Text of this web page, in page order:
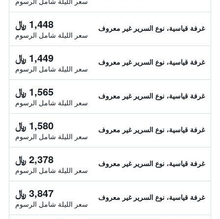
غرفة قياسية، نوع السرير غير معروف 1,448 ﷼
سعر الليلة شامل الرسوم
غرفة قياسية، نوع السرير غير معروف 1,449 ﷼
سعر الليلة شامل الرسوم
غرفة قياسية، نوع السرير غير معروف 1,565 ﷼
سعر الليلة شامل الرسوم
غرفة قياسية، نوع السرير غير معروف 1,580 ﷼
سعر الليلة شامل الرسوم
غرفة قياسية، نوع السرير غير معروف 2,378 ﷼
سعر الليلة شامل الرسوم
غرفة قياسية، نوع السرير غير معروف 3,847 ﷼
سعر الليلة شامل الرسوم